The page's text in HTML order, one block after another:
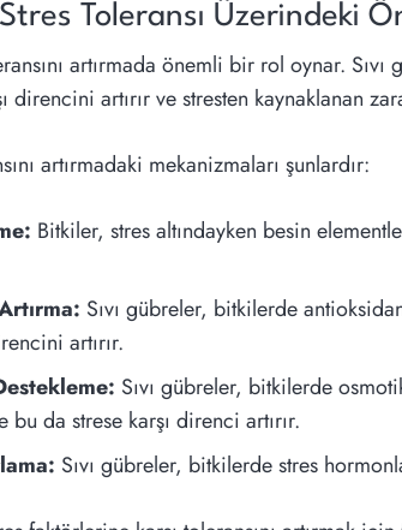
Toleransı Üzerindeki
artırmada önemli bir rol oynar.
artırır ve stresten kaynaklanan
artırmadaki mekanizmaları şunlardır:
Bitkiler, stres altındayken besin
Sıvı gübreler, bitkilerde
artırır.
Sıvı gübreler, bitkilerde
bu da strese karşı direnci artırır.
Sıvı gübreler, bitkilerde stres